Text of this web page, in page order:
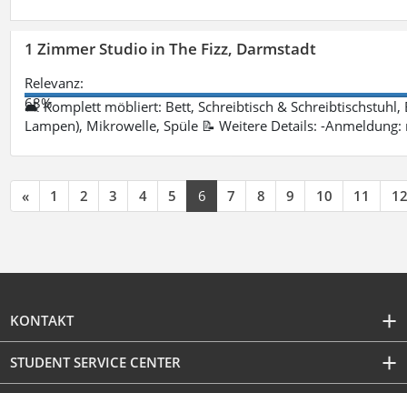
1 Zimmer Studio in The Fizz, Darmstadt
Relevanz:
68%
🛋 Komplett möbliert: Bett, Schreibtisch & Schreibtischstuhl,
Lampen), Mikrowelle, Spüle 📝 Weitere Details: -
« 1 2 3 4 5 6 7 8 9 10 11 12
KONTAKT
STUDENT SERVICE CENTER